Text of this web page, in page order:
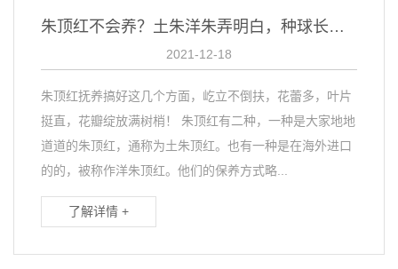
朱顶红不会养？土朱洋朱弄明白，种球长成山，开花比月季美多啦
2021-12-18
朱顶红抚养搞好这几个方面，屹立不倒扶，花蕾多，叶片
挺直，花瓣绽放满树梢！ 朱顶红有二种，一种是大家地地
道道的朱顶红，通称为土朱顶红。也有一种是在海外进口
的的，被称作洋朱顶红。他们的保养方式略...
了解详情 +